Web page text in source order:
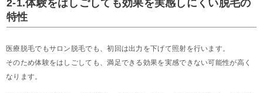
2-1.体験をはしごしても効果を実感しにくい脱毛の
特性
医療脱毛でもサロン脱毛でも、初回は出力を下げて照射を行います。
そのため体験をはしごしても、満足できる効果を実感できない可能性が高く
なります。